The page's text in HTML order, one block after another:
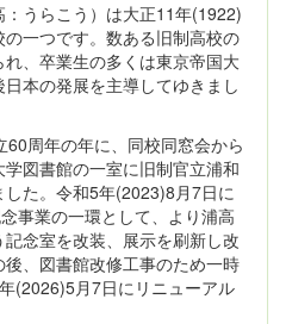
うらこう）は大正11年(1922)
一つです。数ある旧制高校の
、卒業生の多くは東京帝国大
本の発展を主導してゆきまし
周年の年に、同校同窓会から
図書館の一室に旧制官立浦和
た。令和5年(2023)8月7日に
事業の一環として、より浦高
念室を改装、展示を刷新し改
、図書館改修工事のため一時
(2026)5月7日にリニューアル